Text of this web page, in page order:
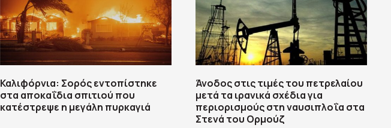
Καλιφόρνια: Σορός εντοπίστηκε
στα αποκαΐδια σπιτιού που
κατέστρεψε η μεγάλη πυρκαγιά
Άνοδος στις τιμές του πετρελαίου
μετά τα ιρανικά σχέδια για
περιορισμούς στη ναυσιπλοΐα στα
Στενά του Ορμούζ